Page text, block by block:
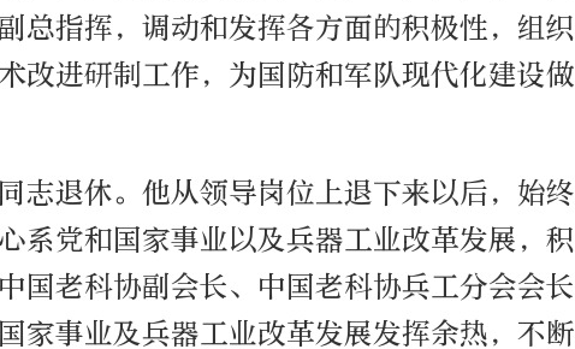
总指挥，调动和发挥各方面的积极性，组织
改进研制工作，为国防和军队现代化建设做
志退休。他从领导岗位上退下来以后，始终
系党和国家事业以及兵器工业改革发展，积
国老科协副会长、中国老科协兵工分会会长
家事业及兵器工业改革发展发挥余热，不断